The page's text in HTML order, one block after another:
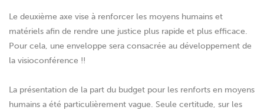
Le deuxième axe vise à renforcer les moyens humains et
matériels afin de rendre une justice plus rapide et plus efficace.
Pour cela, une enveloppe sera consacrée au développement de
la visioconférence !!
La présentation de la part du budget pour les renforts en moyens
humains a été particulièrement vague. Seule certitude, sur les